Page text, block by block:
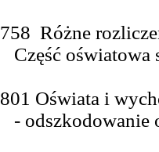
758 Różne
Część oświatowa
801 Oświata i
- odszkodowanie